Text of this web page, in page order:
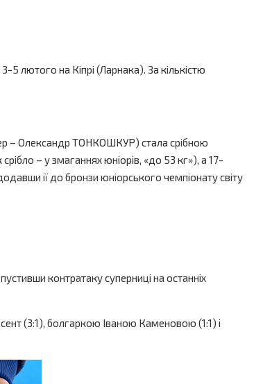
5 лютого на Кіпрі (Ларнака). За кількістю
– Олександр ТОНКОШКУР) стала срібною
– у змаганнях юніорів, «до 53 кг»), а 17-
ії до бронзи юніорського чемпіонату світу
контратаку суперниці на останніх
(3:1), болгаркою Іваною Каменовою (1:1) і